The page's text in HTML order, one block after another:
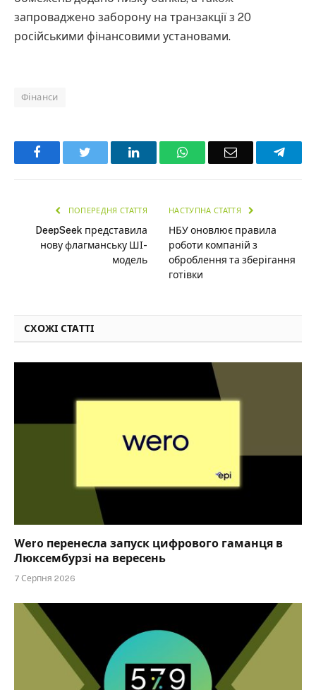
запроваджено заборону на транзакції з 20
російськими фінансовими установами.
Фінанси
Facebook LinkedInWhatsAppEmail
ПОПЕРЕДНЯ СТАТТЯ
DeepSeek представила
нову флагманську ШІ-
модель
НАСТУПНА СТАТТЯ
НБУ оновлює правила
роботи компаній з
оброблення та зберігання
готівки
СХОЖІ СТАТТІ
Wero перенесла запуск цифрового гаманця в
Люксембурзі на вересень
7 Серпня 2026